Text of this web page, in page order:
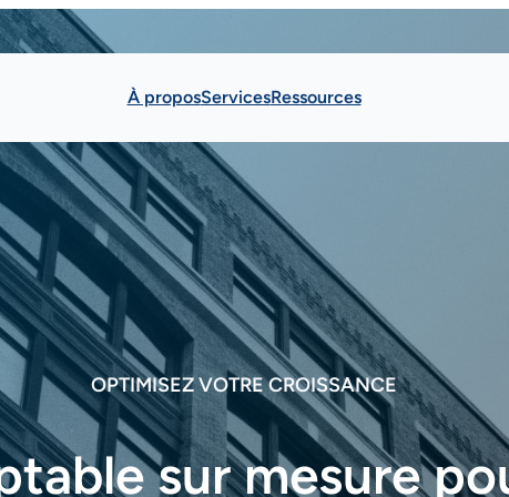
À proposServicesRessources
OPTIMISEZ VOTRE CROISSANCE
sur mesure